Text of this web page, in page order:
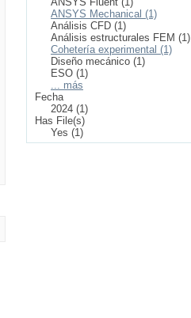
ANSYS Mechanical (1)
Análisis CFD (1)
Análisis estructurales FEM (1)
Cohetería experimental (1)
Diseño mecánico (1)
ESO (1)
... más
Fecha
2024 (1)
Has File(s)
Yes (1)